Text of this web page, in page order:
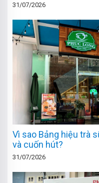
31/07/2026
Vì sao Bảng hiệu trà
và cuốn hút?
31/07/2026